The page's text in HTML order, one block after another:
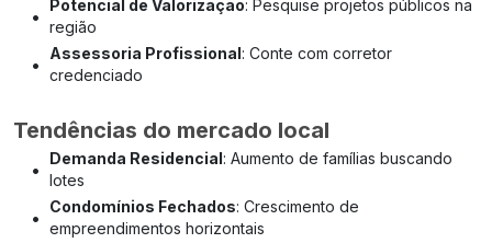
•
Potencial de Valorização: Pesquise projetos públicos na
região
•
Assessoria Profissional: Conte com corretor
credenciado
Tendências do mercado local
•
Demanda Residencial: Aumento de famílias buscando
lotes
•
Condomínios Fechados: Crescimento de
empreendimentos horizontais